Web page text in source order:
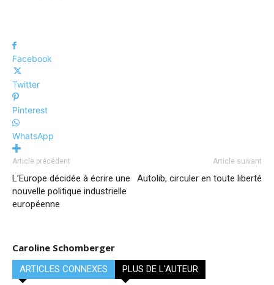
Facebook
Twitter
Pinterest
WhatsApp
Article précédent
L’Europe décidée à écrire une
nouvelle politique industrielle
européenne
Article suivant
Autolib, circuler en toute liberté
Caroline Schomberger
ARTICLES CONNEXES PLUS DE L'AUTEUR